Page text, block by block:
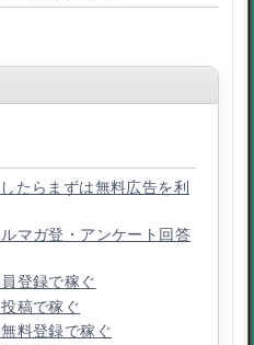
たらまずは無料広告を利
マガ登・アンケート回答
登録で稼ぐ
稿で稼ぐ
料登録で稼ぐ